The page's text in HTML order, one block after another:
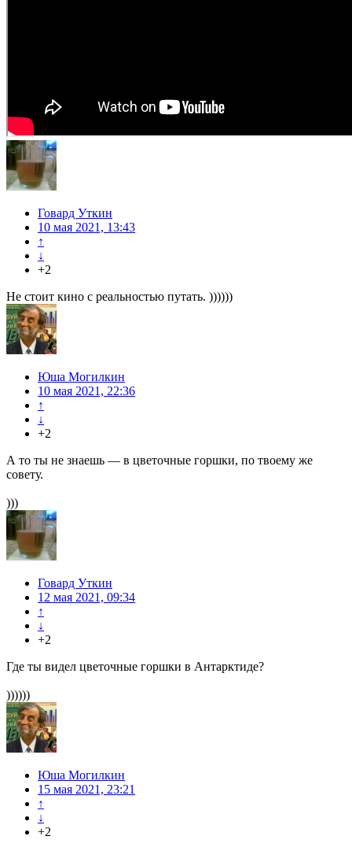
Говард Уткин
10 мая 2021, 13:43
↑
↓
+2
Не стоит кино с реальностью путать. ))))))
Юша Могилкин
10 мая 2021, 22:36
↑
↓
+2
А то ты не знаешь — в цветочные горшки, по твоему же
совету.
)))
Говард Уткин
12 мая 2021, 09:34
↑
↓
+2
Где ты видел цветочные горшки в Антарктиде?
))))))
Юша Могилкин
15 мая 2021, 23:21
↑
↓
+2